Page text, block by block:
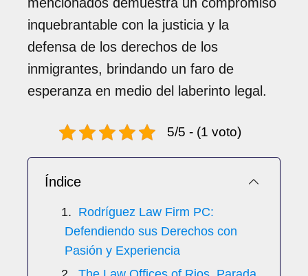
inquebrantable con la justicia y la
defensa de los derechos de los
inmigrantes, brindando un faro de
esperanza en medio del laberinto legal.
5/5 - (1 voto)
Índice
Rodríguez Law Firm PC:
Defendiendo sus Derechos con
Pasión y Experiencia